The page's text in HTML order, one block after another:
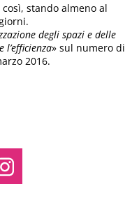
stando almeno al
degli spazi e delle
» sul numero di
2016.